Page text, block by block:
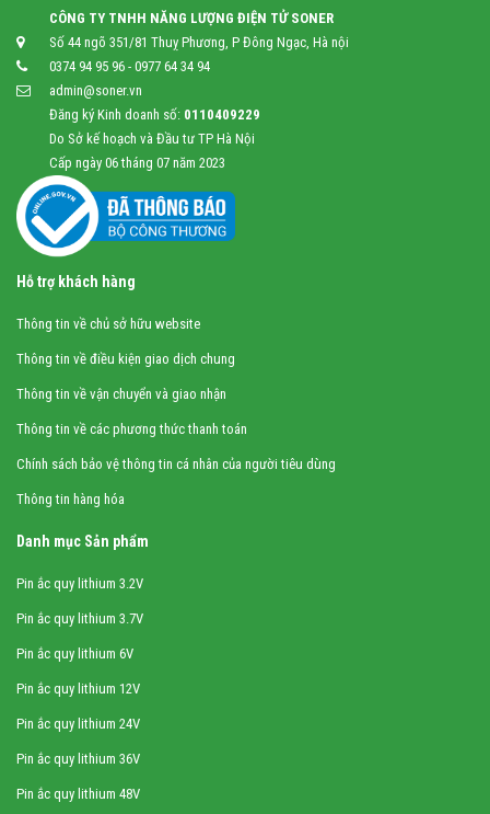
CÔNG TY TNHH NĂNG LƯỢNG ĐIỆN TỬ SONER
Số 44 ngõ 351/81 Thuỵ Phương, P Đông Ngạc, Hà nội
0374 94 95 96 - 0977 64 34 94
admin@soner.vn
Đăng ký Kinh doanh số: 0110409229
Do Sở kế hoạch và Đầu tư TP Hà Nội
Cấp ngày 06 tháng 07 năm 2023
Hỗ trợ khách hàng
Thông tin về chủ sở hữu website
Thông tin về điều kiện giao dịch chung
Thông tin về vận chuyển và giao nhận
Thông tin về các phương thức thanh toán
Chính sách bảo vệ thông tin cá nhân của người tiêu dùng
Thông tin hàng hóa
Danh mục Sản phẩm
Pin ắc quy lithium 3.2V
Pin ắc quy lithium 3.7V
Pin ắc quy lithium 6V
Pin ắc quy lithium 12V
Pin ắc quy lithium 24V
Pin ắc quy lithium 36V
Pin ắc quy lithium 48V